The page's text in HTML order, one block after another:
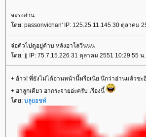
จะรออ่าน
ดย: passonvichan' IP: 125.25.11.145 30 ตุลาคม
จ่อคิวไปดูอยู่ค้าบ หลังฮาโลวีนนน
ดย: ่่jj IP: 75.7.15.226 31 ตุลาคม 2551 10:29:55 น.
+ อ้าว! พี่ยังไม่ได้อ่านหน้านี้หรือเนี่ย นึกว่าอ่านแล้วซะ
+ ฮาลูกเดียว ฮากระจายอ่ะครับ เรื่องนี้
ดย: บลูยอชท์